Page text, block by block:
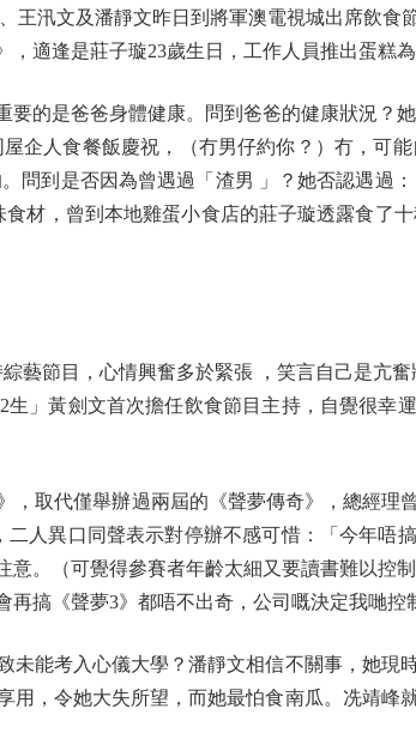
汛文及潘靜文昨日到將軍澳電視城出席飲食
適逢是莊子璇23歲生日，工作人員推出蛋糕為
是爸爸身體健康。問到爸爸的健康狀況？
企人食餐飯慶祝，（冇男仔約你？）冇，可
問到是否因為曾遇過「渣男 」？她否認遇過
材，曾到本地雞蛋小食店的莊子璇透露食了
節目，心情興奮多於緊張 ，笑言自己是亢奮
」黃劍文首次擔任飲食節目主持，自覺很幸
取代僅舉辦過兩屆的《聲夢傳奇》，總經理
人異口同聲表示對停辦不感可惜：「今年唔
。（可覺得參賽者年齡太細又要讀書難以控
搞《聲夢3》都唔不出奇，公司嘅決定我哋控
能考入心儀大學？潘靜文相信不關事，她現
，令她大失所望，而她最怕食南瓜。冼靖峰